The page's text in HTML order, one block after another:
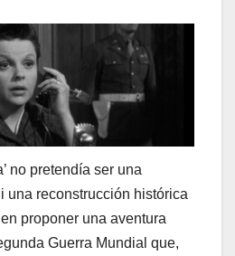
no pretendía ser una
una reconstrucción histórica
proponer una aventura
Guerra Mundial que,